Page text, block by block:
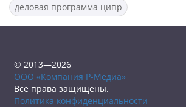
деловая программа ципр
© 2013—2026
ООО «Компания Р-Медиа»
Все права защищены.
Политика конфиденциальности